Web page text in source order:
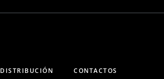
DISTRIBUCIÓN CONTACTOS